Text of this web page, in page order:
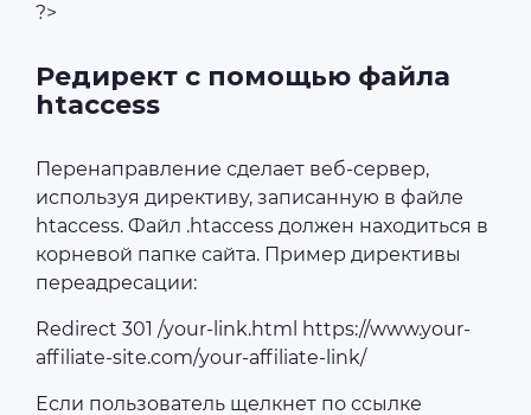
?>
Редирект с помощью файла
htaccess
Перенаправление сделает веб-сервер,
используя директиву, записанную в файле
htaccess. Файл .htaccess должен находиться в
корневой папке сайта. Пример директивы
переадресации:
Redirect 301 /your-link.html https://www.your-
affiliate-site.com/your-affiliate-link/
Если пользователь щелкнет по ссылке